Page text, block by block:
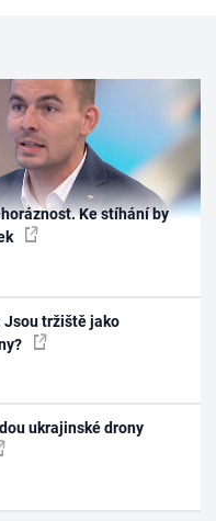
Ke stíhání by
Jsou tržiště jako
ukrajinské drony